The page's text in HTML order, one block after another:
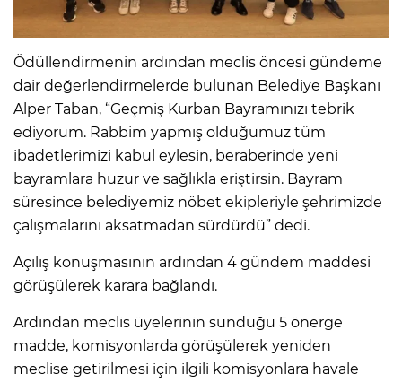
Ödüllendirmenin ardından meclis öncesi gündeme
dair değerlendirmelerde bulunan Belediye Başkanı
Alper Taban, “Geçmiş Kurban Bayramınızı tebrik
ediyorum. Rabbim yapmış olduğumuz tüm
ibadetlerimizi kabul eylesin, beraberinde yeni
bayramlara huzur ve sağlıkla eriştirsin. Bayram
süresince belediyemiz nöbet ekipleriyle şehrimizde
çalışmalarını aksatmadan sürdürdü” dedi.
Açılış konuşmasının ardından 4 gündem maddesi
görüşülerek karara bağlandı.
Ardından meclis üyelerinin sunduğu 5 önerge
madde, komisyonlarda görüşülerek yeniden
meclise getirilmesi için ilgili komisyonlara havale